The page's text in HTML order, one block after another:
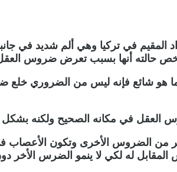
المقيم في تركيا وهي ألم شديد
حالته أنها بسبب تعرض ضروس العقل
العقل في مكانه الصحيح ولكنه
الضروس الأخرى وتكون الأعصاب
له لكي لا ينمو الضرس الأخر